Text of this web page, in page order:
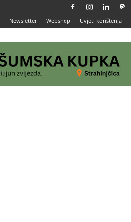
Newsletter Webshop Uvjeti korištenja